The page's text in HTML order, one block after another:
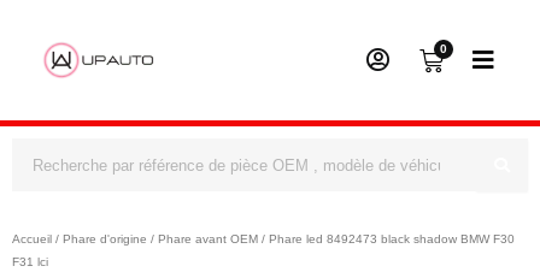
0
Panier
Accueil / Phare d'origine / Phare avant OEM / Phare led 8492473 black shadow BMW F30
F31 lci